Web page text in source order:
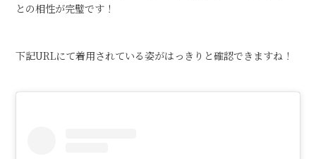
との相性が完璧です！
下記URLにて着用されている姿がはっきりと確認できますね！